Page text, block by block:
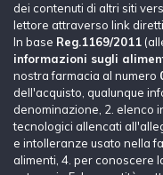
dei contenuti di altri siti
lettore attraverso link
In base Reg.1169/2011
informazioni sugli
nostra farmacia al numero
dell'acquisto, qualunque
denominazione, 2. elenco
tecnologici allencati
e intolleranze usato nella
alimenti, 4. per conoscere